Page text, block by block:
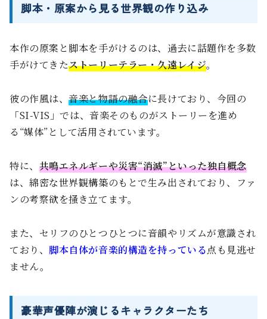
脚本・原案から見る世界観の作り込み
本作の原案と脚本を手がけるのは、過去に話題作を多数
手がけてきたストーリーテラー・久遠レイジ。
彼の作風は、音楽と物語の融合に長けており、今回の
「SI-VIS」では、音楽そのものがストーリーを進め
る“媒体”として活用されています。
特に、 共鳴エネルギーや災害“消滅”といった独自概念
は、綿密な世界観構築のもとで生み出されており、ファ
ンの考察欲を掻き立てます。
また、セリフのひとつひとつに音韻やリズムが意識され
ており、 脚本自体が音楽的構造を持っている点も見逃せ
ません。
豪華声優陣が演じるキャラクターたち